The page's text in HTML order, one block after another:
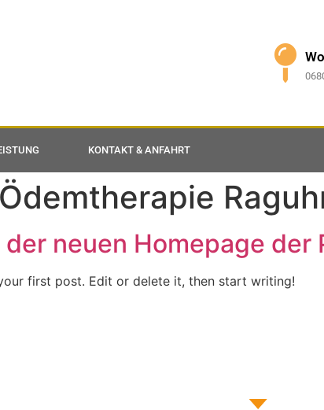
KONTAKT & ANFAHRT
Ödemtherapie
neuen Homepage der
first post. Edit or delete it, then start writing!